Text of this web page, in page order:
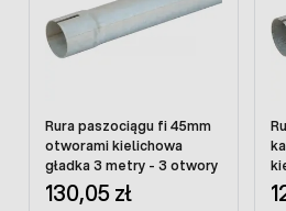
Rura paszociągu fi 45mm
otworami kielichowa
gładka 3 metry - 3 otwory
130,05 zł
-